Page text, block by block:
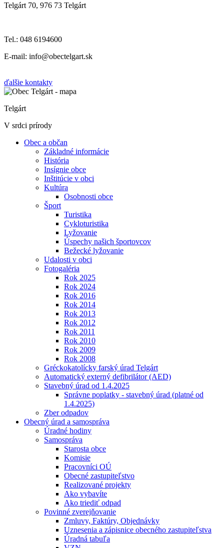
Telgárt 70, 976 73 Telgárt
Tel.: 048 6194600
E-mail: info@obectelgart.sk
ďalšie kontakty
Telgárt
V srdci prírody
Obec a občan
Základné informácie
História
Insígnie obce
Inštitúcie v obci
Kultúra
Osobnosti obce
Šport
Turistika
Cykloturistika
Lyžovanie
Úspechy našich športovcov
Bežecké lyžovanie
Udalosti v obci
Fotogaléria
Rok 2025
Rok 2024
Rok 2016
Rok 2014
Rok 2013
Rok 2012
Rok 2011
Rok 2010
Rok 2009
Rok 2008
Gréckokatolícky farský úrad Telgárt
Automatický externý defibrilátor (AED)
Stavebný úrad od 1.4.2025
Správne poplatky - stavebný úrad (platné od
1.4.2025)
Zber odpadov
Obecný úrad a samospráva
Úradné hodiny
Samospráva
Starosta obce
Komisie
Pracovníci OÚ
Obecné zastupiteľstvo
Realizované projekty
Ako vybavíte
Ako triediť odpad
Povinné zverejňovanie
Zmluvy, Faktúry, Objednávky
Uznesenia a zápisnice obecného zastupiteľstva
Úradná tabuľa